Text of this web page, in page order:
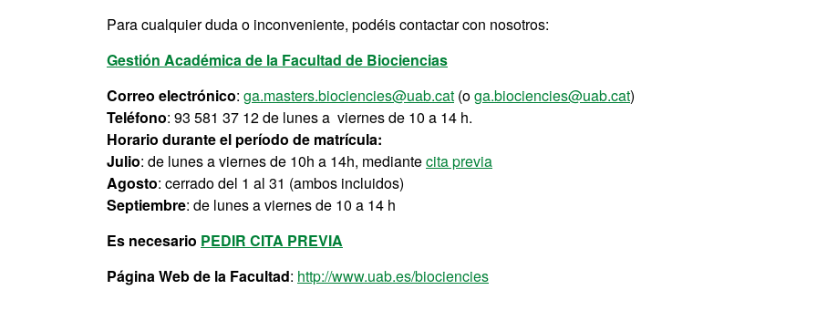
Para cualquier duda o inconveniente, podéis contactar con nosotros:
Gestión Académica de la Facultad de Biociencias
Correo electrónico: ga.masters.biociencies@uab.cat (oga.biociencies@uab.cat)
Teléfono: 93 581 37 12 de lunes a viernes de 10 a 14 h.
Horario durante el período de matrícula:
Julio: de lunes a viernes de 10h a 14h, mediantecita previa
Agosto: cerrado del 1 al 31 (ambos incluidos)
Septiembre: de lunes a viernes de 10 a 14 h
Es necesario PEDIR CITA PREVIA
Página Web de la Facultad: http://www.uab.es/biociencies